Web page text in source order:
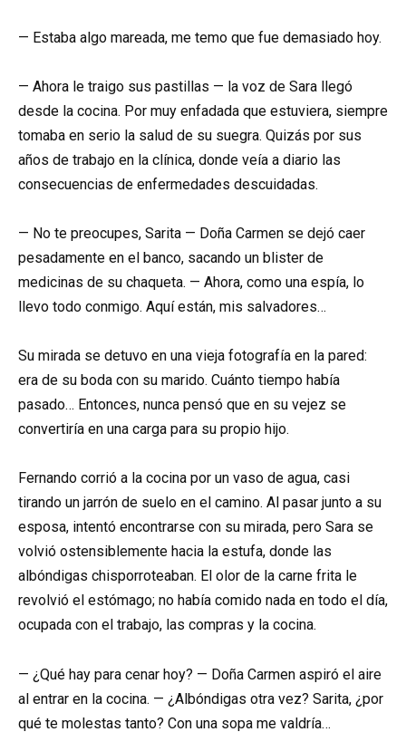
— Estaba algo mareada, me temo que fue demasiado hoy.
— Ahora le traigo sus pastillas — la voz de Sara llegó
desde la cocina. Por muy enfadada que estuviera, siempre
tomaba en serio la salud de su suegra. Quizás por sus
años de trabajo en la clínica, donde veía a diario las
consecuencias de enfermedades descuidadas.
— No te preocupes, Sarita — Doña Carmen se dejó caer
pesadamente en el banco, sacando un blister de
medicinas de su chaqueta. — Ahora, como una espía, lo
llevo todo conmigo. Aquí están, mis salvadores…
Su mirada se detuvo en una vieja fotografía en la pared:
era de su boda con su marido. Cuánto tiempo había
pasado… Entonces, nunca pensó que en su vejez se
convertiría en una carga para su propio hijo.
Fernando corrió a la cocina por un vaso de agua, casi
tirando un jarrón de suelo en el camino. Al pasar junto a su
esposa, intentó encontrarse con su mirada, pero Sara se
volvió ostensiblemente hacia la estufa, donde las
albóndigas chisporroteaban. El olor de la carne frita le
revolvió el estómago; no había comido nada en todo el día,
ocupada con el trabajo, las compras y la cocina.
— ¿Qué hay para cenar hoy? — Doña Carmen aspiró el aire
al entrar en la cocina. — ¿Albóndigas otra vez? Sarita, ¿por
qué te molestas tanto? Con una sopa me valdría…